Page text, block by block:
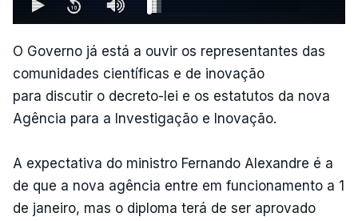
O Governo já está a ouvir os representantes das
comunidades científicas e de inovação
para discutir o decreto-lei e os estatutos da nova
Agência para a Investigação e Inovação.
A expectativa do ministro Fernando Alexandre é a
de que a nova agência entre em funcionamento a 1
de janeiro, mas o diploma terá de ser aprovado